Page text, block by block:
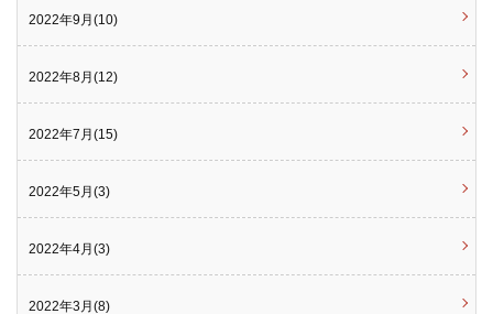
2022年9月(10)
2022年8月(12)
2022年7月(15)
2022年5月(3)
2022年4月(3)
2022年3月(8)